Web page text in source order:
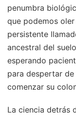
penumbra
que podemos
persistente
ancestral del
esperando
para despertar
comenzar su
La ciencia detrás